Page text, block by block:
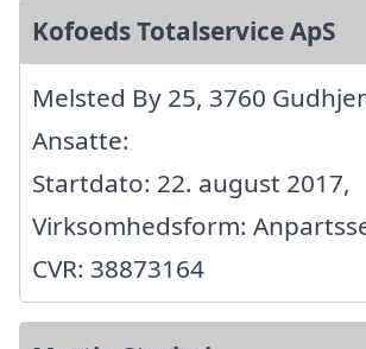
Kofoeds Totalservice ApS
Melsted By 25, 3760
Ansatte:
Startdato: 22. august 2017,
Virksomhedsform:
CVR: 38873164